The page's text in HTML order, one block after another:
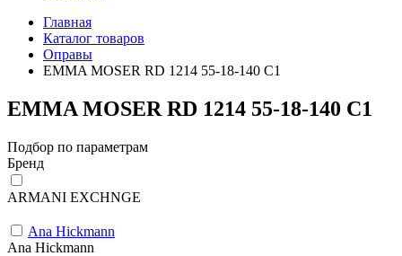
Главная
Каталог товаров
Оправы
EMMA MOSER RD 1214 55-18-140 C1
EMMA MOSER RD 1214 55-18-140 C1
Подбор по параметрам
Бренд
ARMANI EXCHNGE
Ana Hickmann
Ana Hickmann